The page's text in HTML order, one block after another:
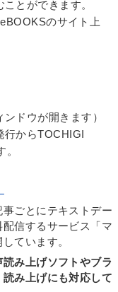
とができます。
のサイト上
ドウが開きます）
からTOCHIGI
ごとにテキストデー
信するサービス「マ
ています。
読み上げソフトやブラ
み上げにも対応して